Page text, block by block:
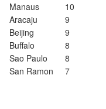
Manaus
10
Aracaju
9
Beijing
9
Buffalo
8
Sao Paulo
8
San Ramon
7